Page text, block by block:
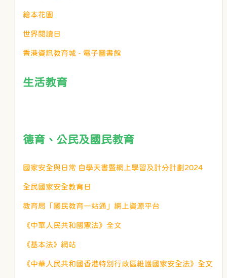
繪本花園
世界閱讀日
香港資訊教育城 - 電子圖書館
生活教育
德育、公民及國民教育
國家安全與日常 自學天書暨網上學習及計分計劃2024
全民國家安全教育日
教育局「國民教育一站通」網上資源平台
《中華人民共和國憲法》全文
《基本法》網站
《中華人民共和國香港特別行政區維護國家安全法》全文